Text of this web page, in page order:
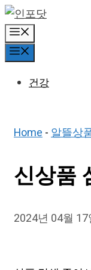
Skip
to
content
건강
Home-알뜰상
신상품
2024년 04월 17